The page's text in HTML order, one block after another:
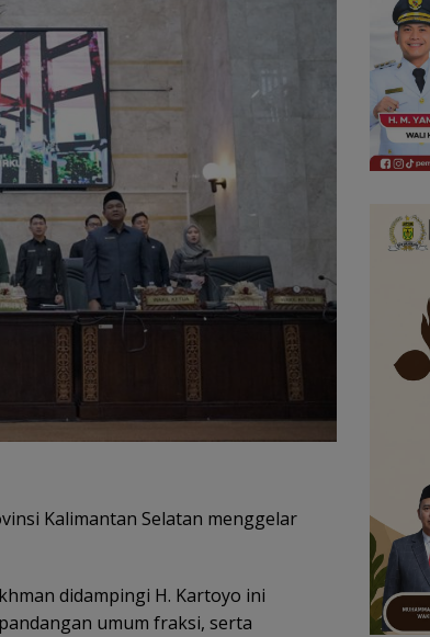
Kalimantan Selatan menggelar
didampingi H. Kartoyo ini
umum fraksi, serta